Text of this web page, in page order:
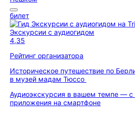
билет
Экскурсии с аудиогидом
4,35
Рейтинг организатора
Историческое путешествие по
в музей мадам Тюссо
Аудиоэкскурсия в вашем темпе —
приложения на смартфоне